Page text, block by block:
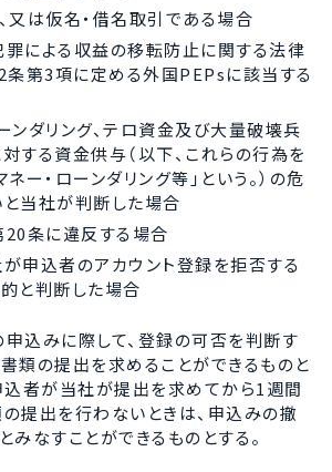
又は仮名・借名取引である場合
による収益の移転防止に関する法律
第3項に定める外国PEPsに該当する
ンダリング、テロ資金及び大量破壊兵
する資金供与（以下、これらの行為を
ネー・ローンダリング等」という。）の危
当社が判断した場合
条に違反する場合
申込者のアカウント登録を拒否する
と判断した場合
申込みに際して、登録の可否を判断す
類の提出を求めることができるものと
込者が当社が提出を求めてから1週間
提出を行わないときは、申込みの撤
みなすことができるものとする。